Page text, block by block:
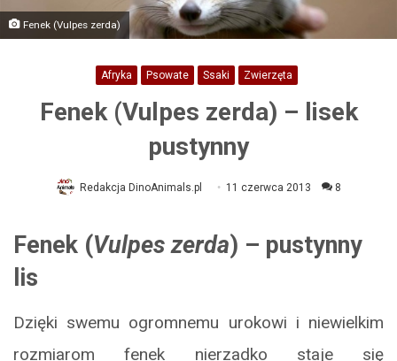
Fenek (Vulpes zerda)
Afryka Psowate Ssaki Zwierzęta
Fenek (Vulpes zerda) – lisek
pustynny
Redakcja DinoAnimals.pl 11 czerwca 2013 8
Fenek (Vulpes zerda) – pustynny
lis
Dzięki swemu ogromnemu urokowi i niewielkim
rozmiarom fenek nierzadko staje się